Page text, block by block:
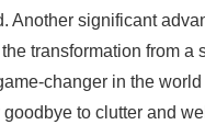
significant
transformation from
changer in the
to clutter and